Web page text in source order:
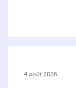
4 août 2026